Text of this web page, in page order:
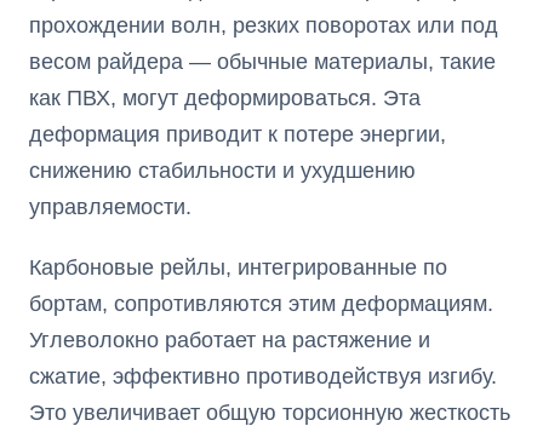
прохождении волн, резких поворотах или под
весом райдера — обычные материалы, такие
как ПВХ, могут деформироваться. Эта
деформация приводит к потере энергии,
снижению стабильности и ухудшению
управляемости.
Карбоновые рейлы, интегрированные по
бортам, сопротивляются этим деформациям.
Углеволокно работает на растяжение и
сжатие, эффективно противодействуя изгибу.
Это увеличивает общую торсионную жесткость